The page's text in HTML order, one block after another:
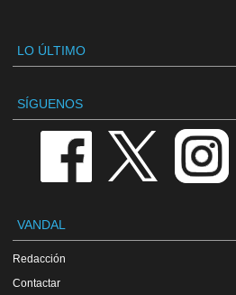
LO ÚLTIMO
SÍGUENOS
VANDAL
Redacción
Contactar